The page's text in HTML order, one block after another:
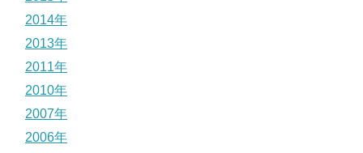
2014年
2013年
2011年
2010年
2007年
2006年